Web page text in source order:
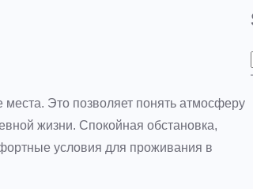
Это позволяет понять атмосферу
жизни. Спокойная обстановка,
условия для проживания в